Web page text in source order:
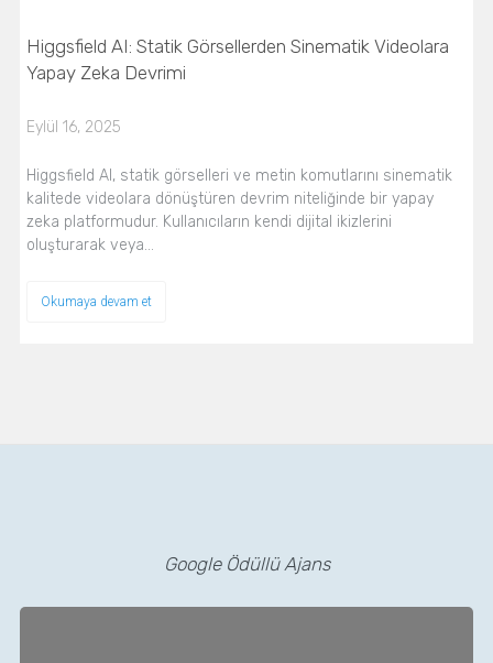
Higgsfield AI: Statik Görsellerden Sinematik Videolara
Yapay Zeka Devrimi
Eylül 16, 2025
Higgsfield AI, statik görselleri ve metin komutlarını sinematik
kalitede videolara dönüştüren devrim niteliğinde bir yapay
zeka platformudur. Kullanıcıların kendi dijital ikizlerini
oluşturarak veya…
Okumaya devam et
Google Ödüllü Ajans